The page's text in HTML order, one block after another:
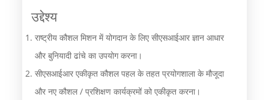
उद्देश्य
राष्ट्रीय कौशल मिशन में योगदान के लिए सीएसआईआर ज्ञान आधार
और बुनियादी ढांचे का उपयोग करना।
सीएसआईआर एकीकृत कौशल पहल के तहत प्रयोगशाला के मौजूदा
और नए कौशल / प्रशिक्षण कार्यक्रमों को एकीकृत करना।